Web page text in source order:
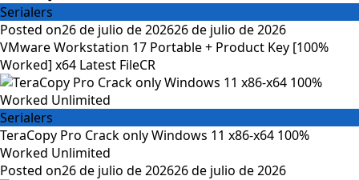
Serialers
Posted on26 de julio de 202626 de julio de 2026
VMware Workstation 17 Portable + Product Key [100%
Worked] x64 Latest FileCR
Serialers
TeraCopy Pro Crack only Windows 11 x86-x64 100%
Worked Unlimited
Posted on26 de julio de 202626 de julio de 2026